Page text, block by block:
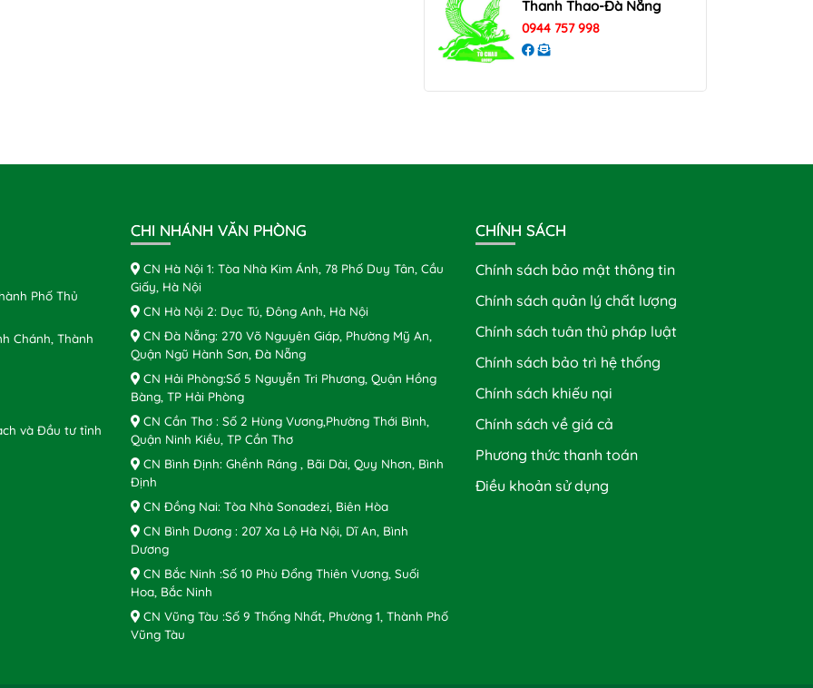
Thanh Thao-Đà Nẵng
0944 757 998
Phố Thủ
Chánh, Thành
và Đầu tư tỉnh
CHI NHÁNH VĂN PHÒNG
CN Hà Nội 1: Tòa Nhà Kim Ánh, 78 Phố Duy Tân, Cầu
Giấy, Hà Nội
CN Hà Nội 2: Dục Tú, Đông Anh, Hà Nội
CN Đà Nẵng: 270 Võ Nguyên Giáp, Phường Mỹ An,
Quận Ngũ Hành Sơn, Đà Nẵng
CN Hải Phòng:Số 5 Nguyễn Tri Phương, Quận Hồng
Bàng, TP Hải Phòng
CN Cần Thơ : Số 2 Hùng Vương,Phường Thới Bình,
Quận Ninh Kiều, TP Cần Thơ
CN Bình Định: Ghềnh Ráng , Bãi Dài, Quy Nhơn, Bình
Định
CN Đồng Nai: Tòa Nhà Sonadezi, Biên Hòa
CN Bình Dương : 207 Xa Lộ Hà Nội, Dĩ An, Bình
Dương
CN Bắc Ninh :Số 10 Phù Đổng Thiên Vương, Suối
Hoa, Bắc Ninh
CN Vũng Tàu :Số 9 Thống Nhất, Phường 1, Thành Phố
Vũng Tàu
CHÍNH SÁCH
Chính sách bảo mật thông tin
Chính sách quản lý chất lượng
Chính sách tuân thủ pháp luật
Chính sách bảo trì hệ thống
Chính sách khiếu nại
Chính sách về giá cả
Phương thức thanh toán
Điều khoản sử dụng